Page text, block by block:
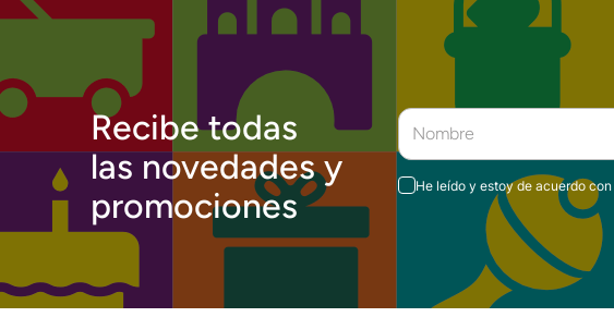
Recibe todas
las novedades y
promociones
He leído y estoy de acuerdo con